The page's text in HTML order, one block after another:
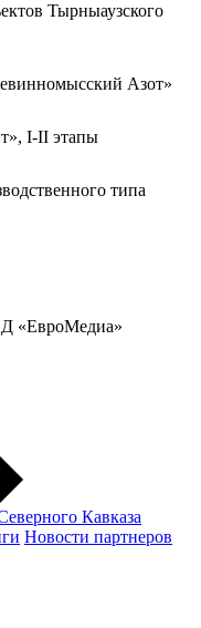
Тырныаузского
Азот»
I-II этапы
типа
«ЕвроМедиа»
Кавказа
Новости партнеров